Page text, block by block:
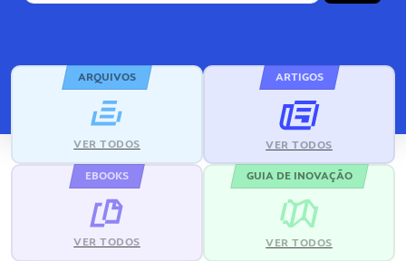
ARQUIVOS
VER TODOS
ARTIGOS
VER TODOS
EBOOKS
VER TODOS
GUIA DE INOVAÇÃO
VER TODOS